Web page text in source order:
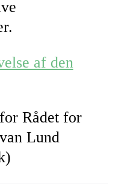
af den
Rådet for
Lund